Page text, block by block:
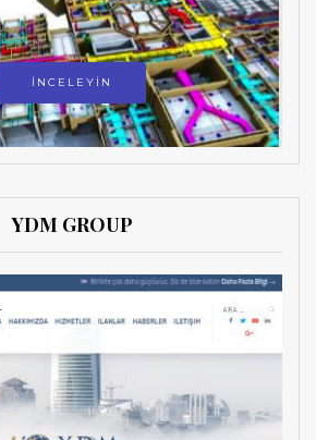
İNCELEYİN
YDM GROUP